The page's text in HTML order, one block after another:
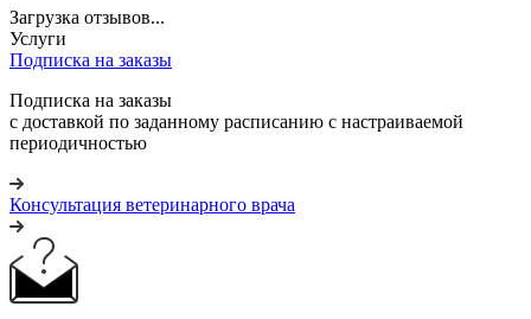
Загрузка отзывов...
Услуги
Подписка на заказы
Подписка на заказы
с доставкой по заданному расписанию с настраиваемой
периодичностью
Консультация ветеринарного врача